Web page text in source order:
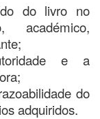
do livro no
académico,
e a
do
adquiridos.